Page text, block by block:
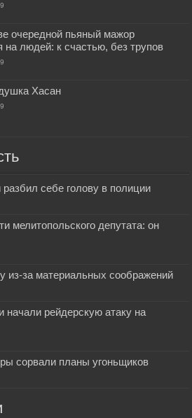
очередной пьяный мажор
на людей: к счастью, без трупов
Хасан
себе голову в полиции
мелитопольского депутата: он
из-за материальных соображений
начали рейдерскую атаку на
сорвали планы угоньщиков